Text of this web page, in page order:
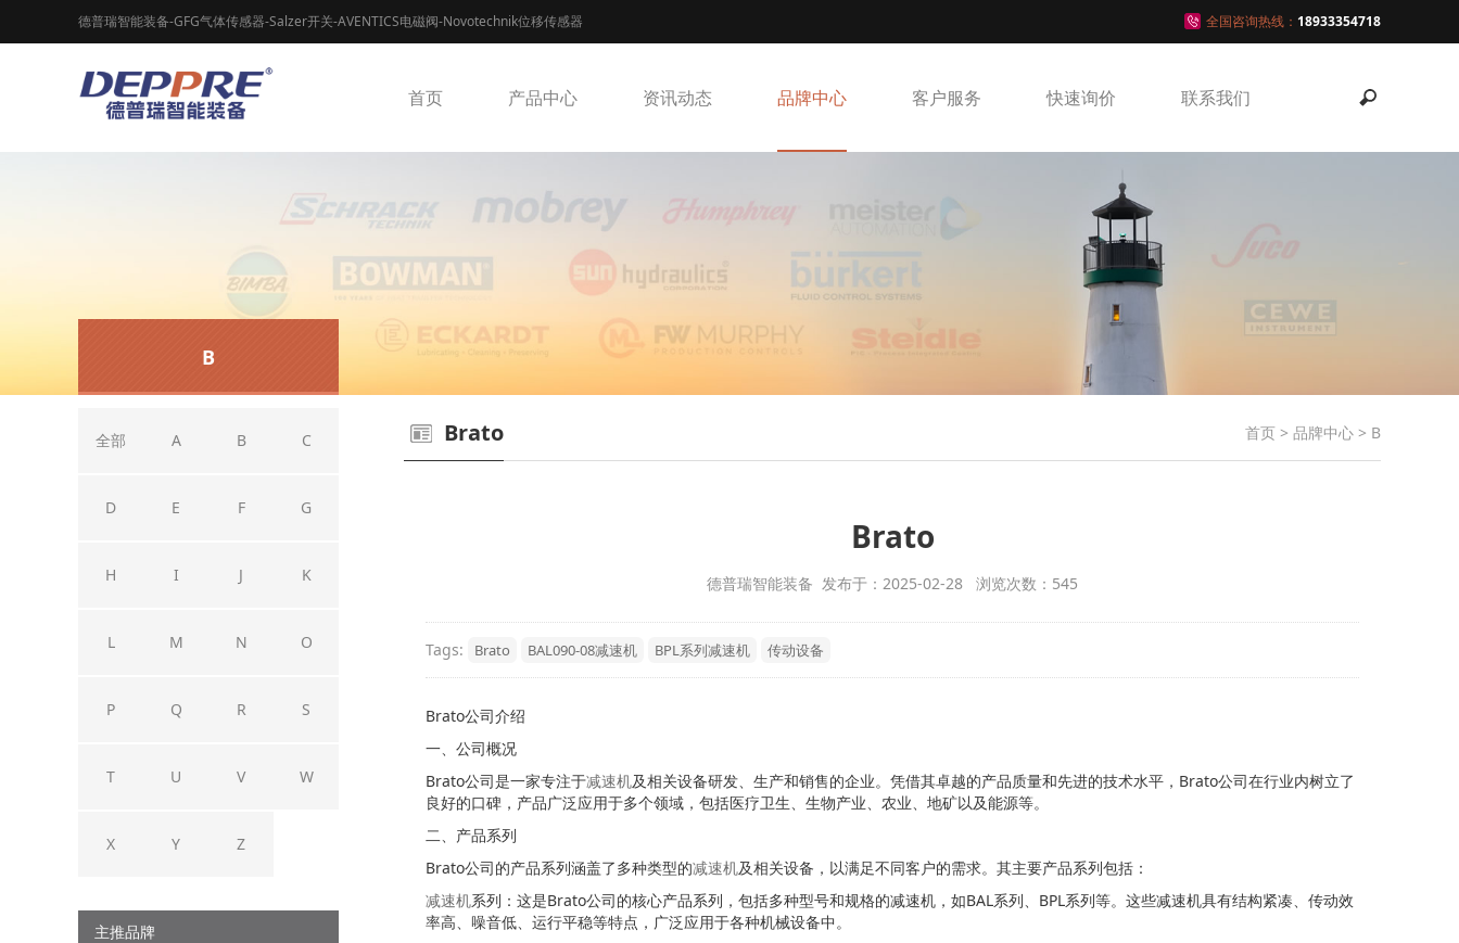
德普瑞智能装备-GFG气体传感器-Salzer开关-AVENTICS电磁阀-Novotechnik位移传感器 全国咨询热线： 18933354718
首页 产品中心 资讯动态 品牌中心 客户服务 快速询价 联系我们
B
全部 A B C
D E F G
H I J K
L M N O
P Q R S
T U V W
X Y Z
主推品牌
Brato 首页 > 品牌中心 > B
Brato
德普瑞智能装备 发布于：2025-02-28 浏览次数：545
Tags: Brato BAL090-08减速机 BPL系列减速机 传动设备
Brato公司介绍
一、公司概况
Brato公司是一家专注于减速机及相关设备研发、生产和销售的企业。凭借其卓越的产品质量和先进的技术水平，Brato公司在行业内树立了
良好的口碑，产品广泛应用于多个领域，包括医疗卫生、生物产业、农业、地矿以及能源等。
二、产品系列
Brato公司的产品系列涵盖了多种类型的减速机及相关设备，以满足不同客户的需求。其主要产品系列包括：
减速机系列：这是Brato公司的核心产品系列，包括多种型号和规格的减速机，如BAL系列、BPL系列等。这些减速机具有结构紧凑、传动效
率高、噪音低、运行平稳等特点，广泛应用于各种机械设备中。